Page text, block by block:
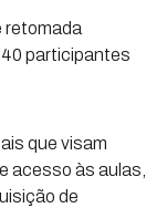
retomada
40 participantes
que visam
acesso às aulas,
de